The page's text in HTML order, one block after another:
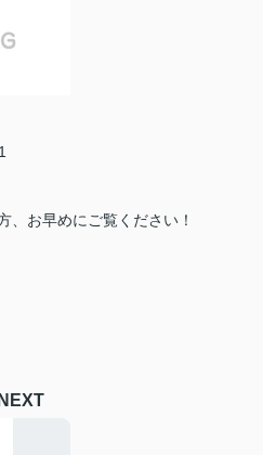
、お早めにご覧ください！
NEXT